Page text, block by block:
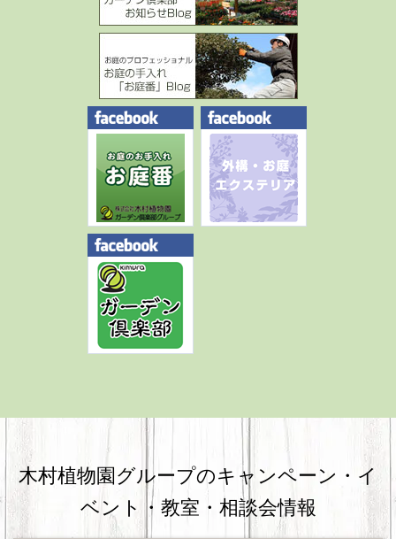
木村植物園グループのキャンペーン・ イ
ベント・教室・相談会情報